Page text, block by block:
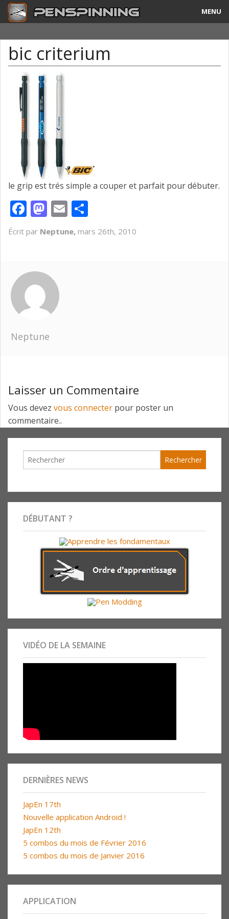
MENU
Tricks & Combos
Stylos & Mods
Tournois
Vidéos
Contact
bic criterium
le grip est trés simple a couper et parfait pour débuter.
Facebook
Mastodon
Email
Écrit par Neptune, mars 26th, 2010
Neptune
Laisser un Commentaire
Vous devez vous connecter pour poster un
commentaire..
DÉBUTANT ?
VIDÉO DE LA SEMAINE
DERNIÈRES NEWS
JapEn 17th
Nouvelle application Android !
JapEn 12th
5 combos du mois de Février 2016
5 combos du mois de Janvier 2016
APPLICATION